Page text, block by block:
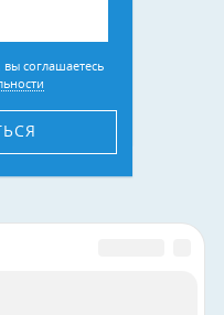
вы соглашаетесь